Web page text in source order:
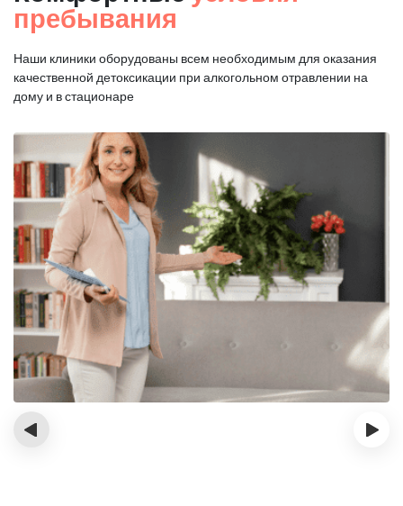
пребывания
Наши клиники оборудованы всем необходимым для оказания
качественной детоксикации при алкогольном отравлении на
дому и в стационаре
‹ ›